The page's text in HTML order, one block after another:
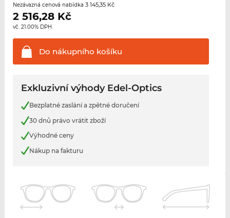
Nezávazná cenová nabídka 3 145,35 Kč
2 516,28Kč
vč. 21.00% DPH.
Do nákupního košíku
Exkluzivní výhody Edel-Optics
Bezplatné zaslání a zpětné doručení
30 dnů právo vrátit zboží
Výhodné ceny
Nákup na fakturu